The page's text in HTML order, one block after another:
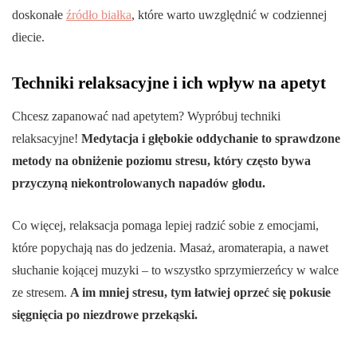
doskonałe źródło białka, które warto uwzględnić w codziennej
diecie.
Techniki relaksacyjne i ich wpływ na apetyt
Chcesz zapanować nad apetytem? Wypróbuj techniki
relaksacyjne! Medytacja i głębokie oddychanie to sprawdzone
metody na obniżenie poziomu stresu, który często bywa
przyczyną niekontrolowanych napadów głodu.
Co więcej, relaksacja pomaga lepiej radzić sobie z emocjami,
które popychają nas do jedzenia. Masaż, aromaterapia, a nawet
słuchanie kojącej muzyki – to wszystko sprzymierzeńcy w walce
ze stresem. A im mniej stresu, tym łatwiej oprzeć się pokusie
sięgnięcia po niezdrowe przekąski.